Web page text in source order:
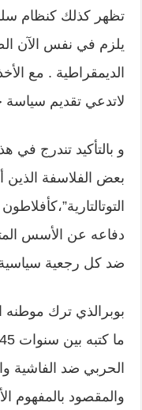
تظهر كذلك كنظام
يلزم في نفس الآن
الديمقراطية . مع
لاتدعي تقديم سياسة
و بالتأكيد تندرج في
بعض الفلاسفة الذين
دفاعه عن الأسس
ضد كل رجعية
بوبرالذي ترك موطنه
الحربي ضد الفاشية
والمقصود بالمفهوم